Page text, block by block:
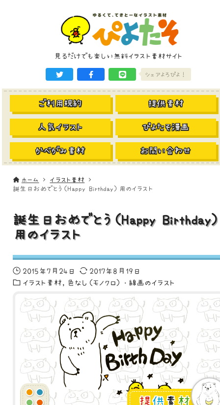
見るだけでも楽しい無料イラスト素材サイト
シェアよろぴよ！
ご利用規約 提供素材
人気イラスト ぴよたそ漫画
かべがみ素材 お問い合わせ
ホーム
イラスト素材
誕生日おめでとう（Happy Birthday）用のイラスト
誕生日おめでとう（Happy Birthday）
用のイラスト
2015年7月24日
2017年8月19日
イラスト素材
色なし（モノクロ）・線画のイラスト
提供素材